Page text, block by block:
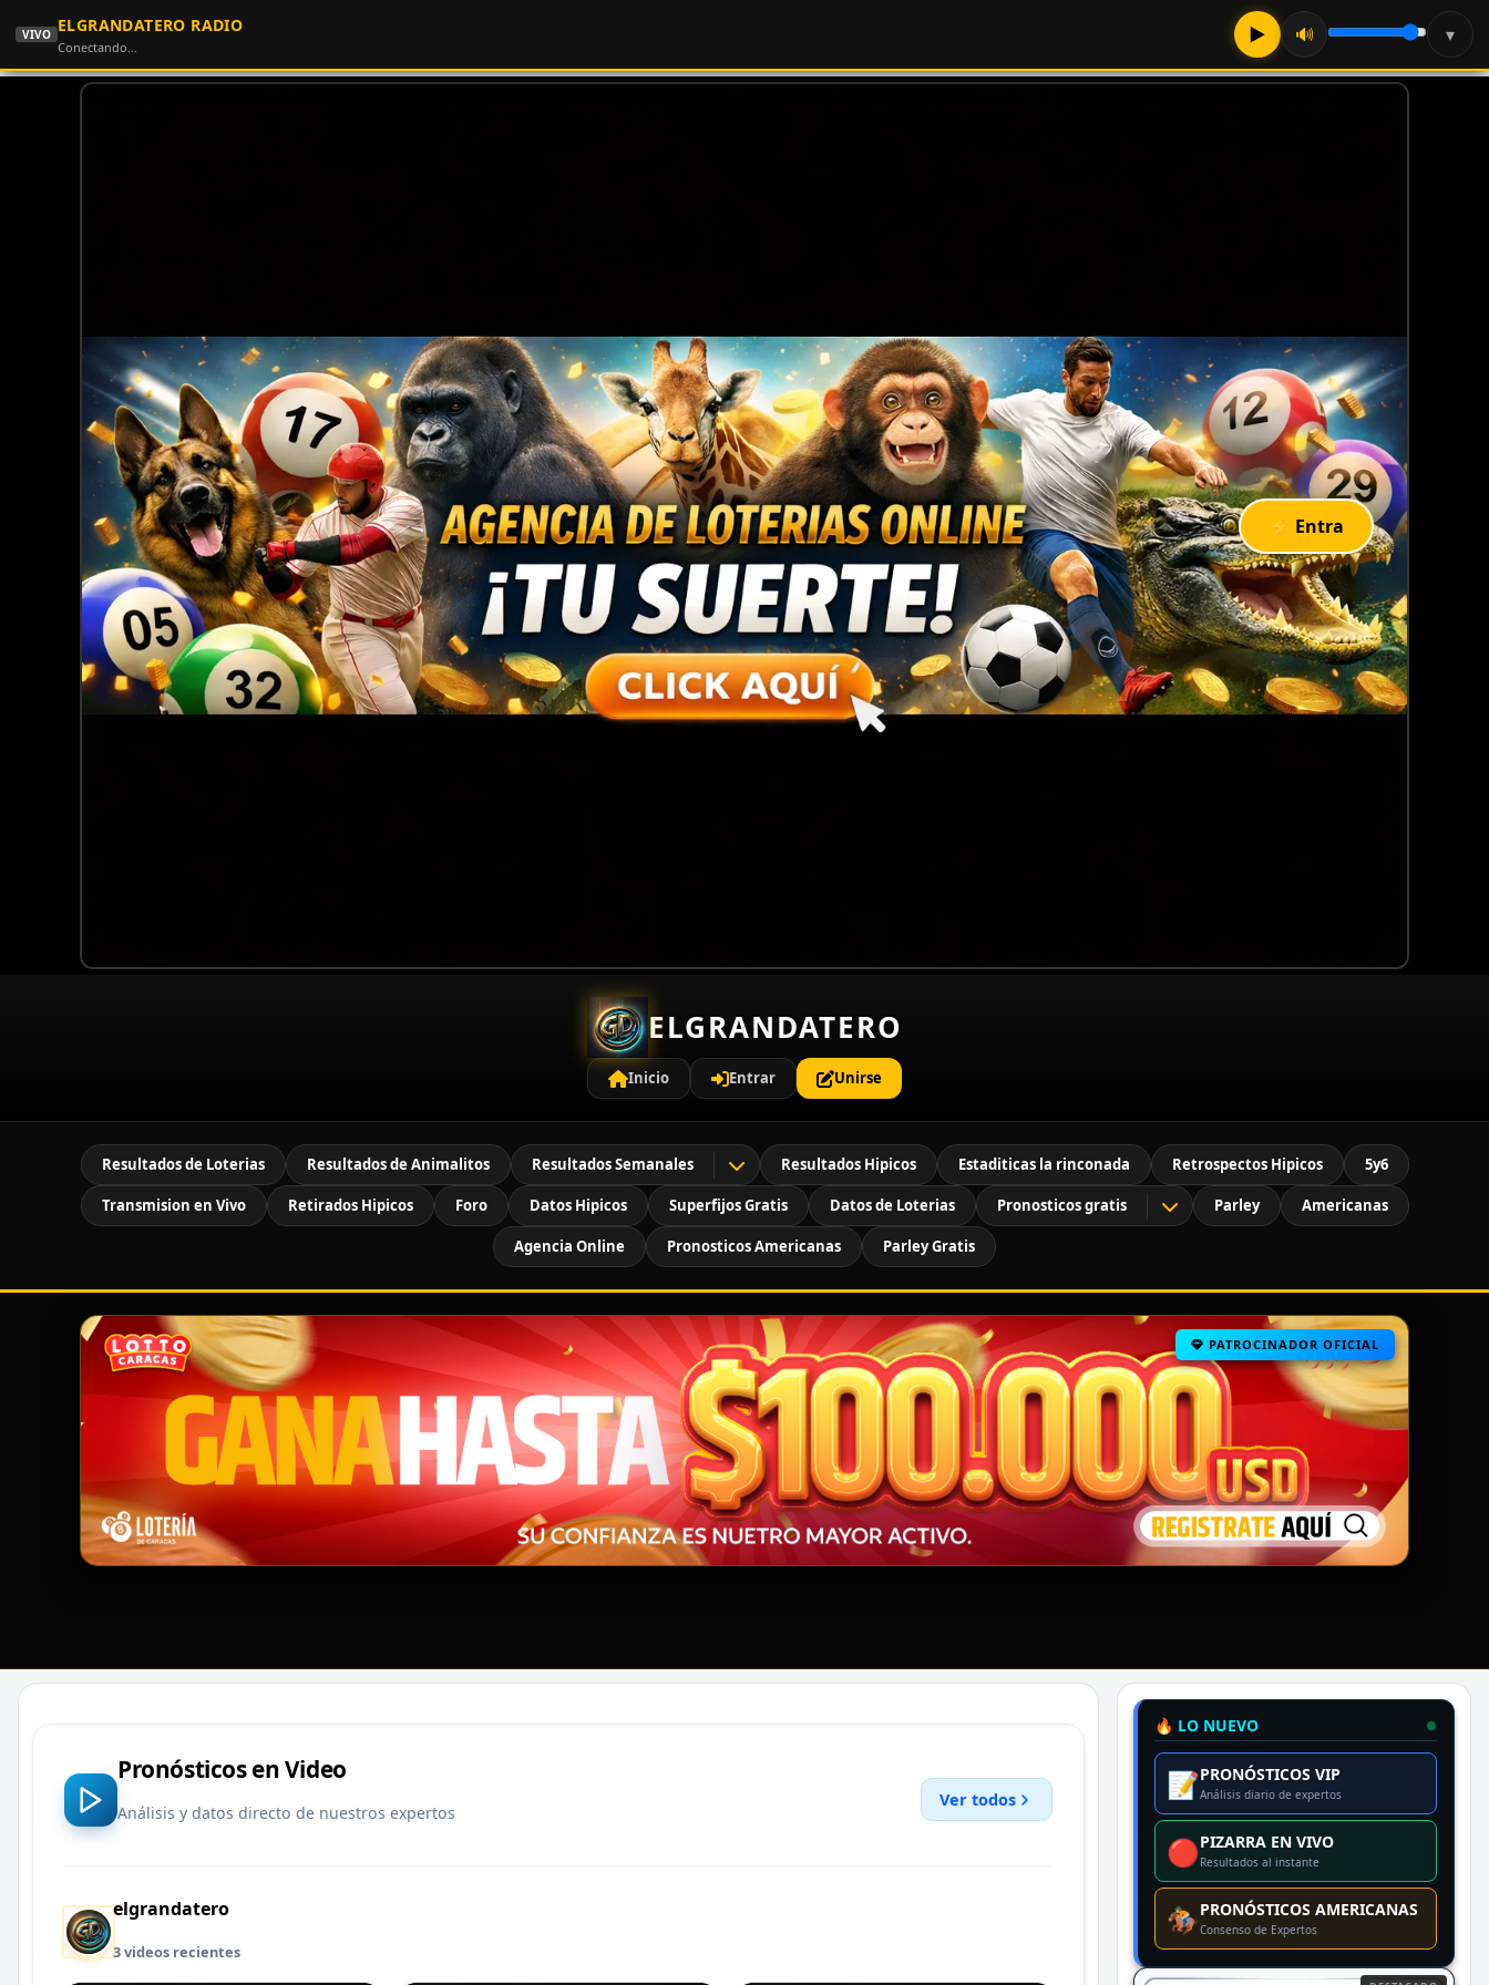
VIVO ELGRANDATERO RADIO
Conectando… ▶ 🔊 ▾
⚡ Entra
ELGRANDATERO
Inicio Entrar Unirse
Resultados de Loterias Resultados de Animalitos Resultados Semanales Resultados Hipicos Estaditicas la rinconada Retrospectos Hipicos 5y6
Transmision en Vivo Retirados Hipicos Foro Datos Hipicos Superfijos Gratis Datos de Loterias Pronosticos gratis Parley Americanas
Agencia Online Pronosticos Americanas Parley Gratis
PATROCINADOR OFICIAL
Pronósticos en Video
Análisis y datos directo de nuestros expertos
Ver todos
elgrandatero
3 videos recientes
🔥 LO NUEVO
📝PRONÓSTICOS VIP
Análisis diario de expertos
🔴PIZARRA EN VIVO
Resultados al instante
🏇PRONÓSTICOS AMERICANAS
Consenso de Expertos